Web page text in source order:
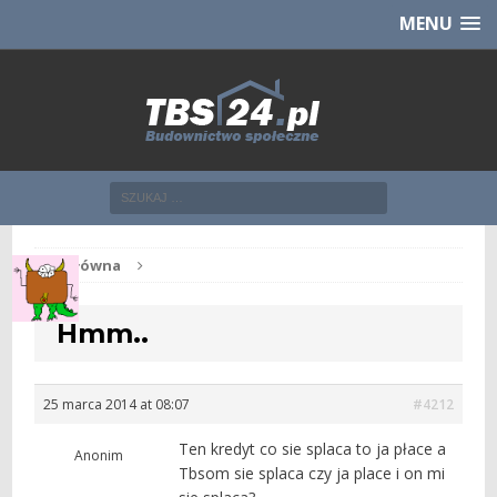
CHCĘ [klik]MENU
Str. główna
Hmm..
25 marca 2014 at 08:07 #4212
Anonim
Ten kredyt co sie splaca to ja płace a
Tbsom sie splaca czy ja place i on mi